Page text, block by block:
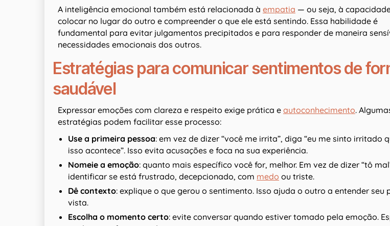
A inteligência emocional também está relacionada à empatia — ou seja, à
colocar no lugar do outro e compreender o que ele está sentindo. Essa habilidade é
fundamental para evitar julgamentos precipitados e para responder de maneira
necessidades emocionais dos outros.
Estratégias para comunicar sentimentos de
saudável
Expressar emoções com clareza e respeito exige prática e autoconhecimento.
estratégias podem facilitar esse processo:
Use a primeira pessoa: em vez de dizer “você me irrita”, diga “eu me sinto irritado
isso acontece”. Isso evita acusações e foca na sua experiência.
Nomeie a emoção: quanto mais específico você for, melhor. Em vez de dizer “tô
identificar se está frustrado, decepcionado, com medo ou triste.
Dê contexto: explique o que gerou o sentimento. Isso ajuda o outro a entender seu
vista.
Escolha o momento certo: evite conversar quando estiver tomado pela emoção.